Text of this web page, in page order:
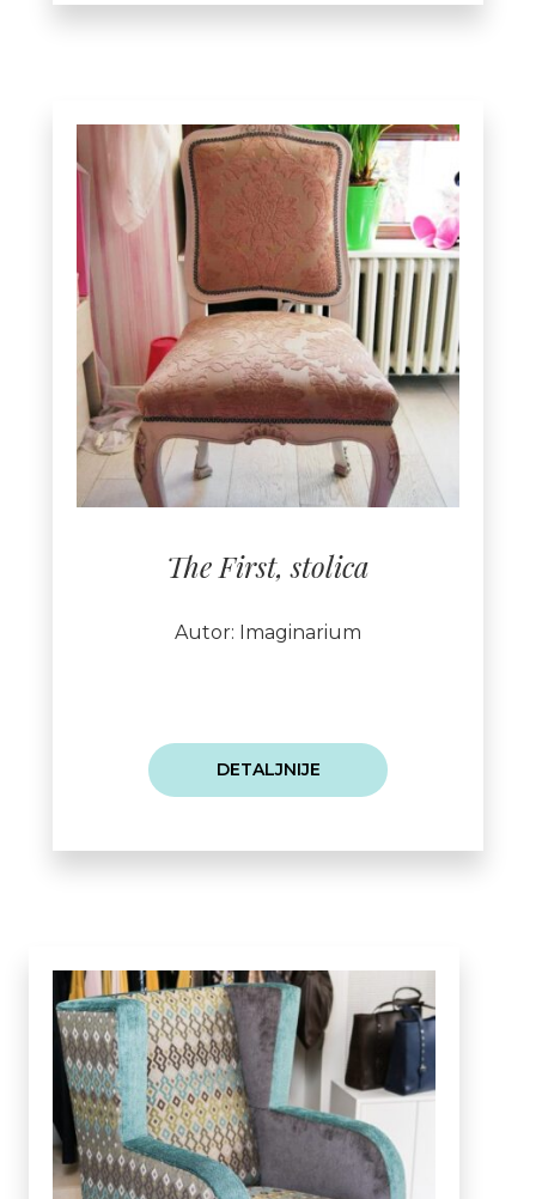
The First, stolica
Autor: Imaginarium
DETALJNIJE